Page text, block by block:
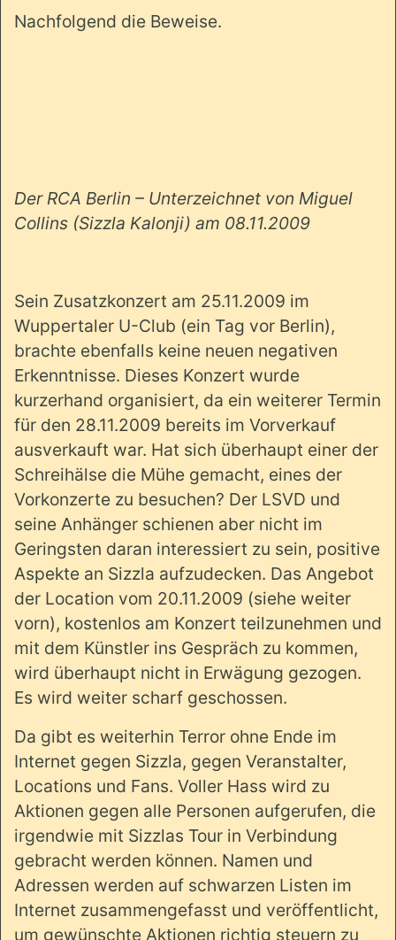
Nachfolgend die Beweise.
Der RCA Berlin – Unterzeichnet von Miguel
Collins (Sizzla Kalonji) am 08.11.2009
Sein Zusatzkonzert am 25.11.2009 im
Wuppertaler U-Club (ein Tag vor Berlin),
brachte ebenfalls keine neuen negativen
Erkenntnisse. Dieses Konzert wurde
kurzerhand organisiert, da ein weiterer Termin
für den 28.11.2009 bereits im Vorverkauf
ausverkauft war. Hat sich überhaupt einer der
Schreihälse die Mühe gemacht, eines der
Vorkonzerte zu besuchen? Der LSVD und
seine Anhänger schienen aber nicht im
Geringsten daran interessiert zu sein, positive
Aspekte an Sizzla aufzudecken. Das Angebot
der Location vom 20.11.2009 (siehe weiter
vorn), kostenlos am Konzert teilzunehmen und
mit dem Künstler ins Gespräch zu kommen,
wird überhaupt nicht in Erwägung gezogen.
Es wird weiter scharf geschossen.
Da gibt es weiterhin Terror ohne Ende im
Internet gegen Sizzla, gegen Veranstalter,
Locations und Fans. Voller Hass wird zu
Aktionen gegen alle Personen aufgerufen, die
irgendwie mit Sizzlas Tour in Verbindung
gebracht werden können. Namen und
Adressen werden auf schwarzen Listen im
Internet zusammengefasst und veröffentlicht,
um gewünschte Aktionen richtig steuern zu